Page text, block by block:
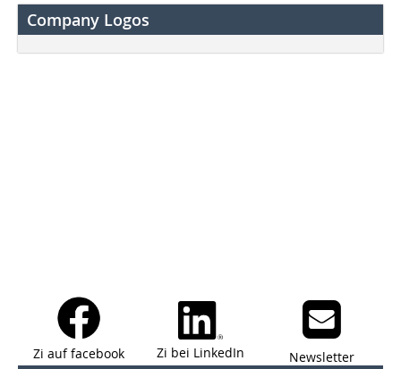
Company Logos
Zi auf facebook Zi bei LinkedIn Newsletter